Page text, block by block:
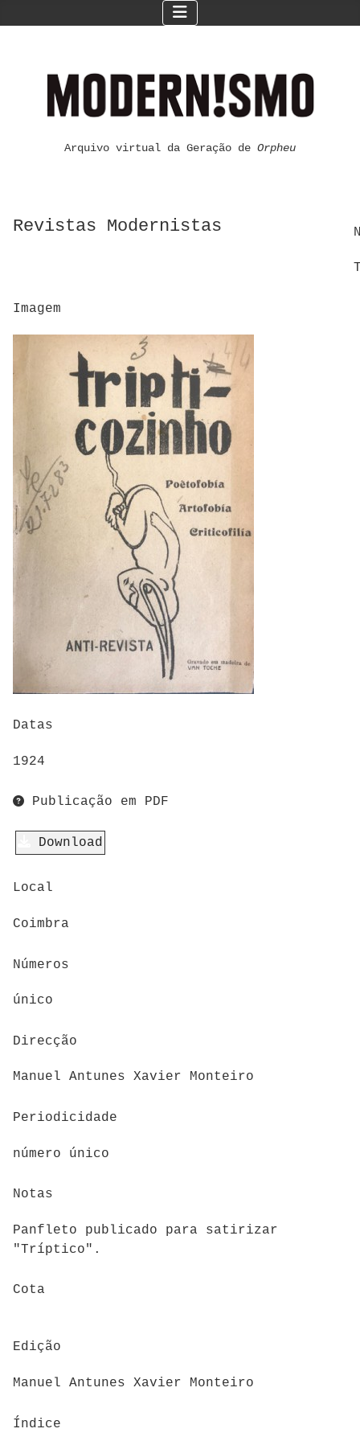
Arquivo virtual da Geração de Orpheu
Revistas Modernistas
Imagem
Datas
1924
Publicação em PDF
Download
Local
Coimbra
Números
único
Direcção
Manuel Antunes Xavier Monteiro
Periodicidade
número único
Notas
Panfleto publicado para satirizar
"Tríptico".
Cota
Edição
Manuel Antunes Xavier Monteiro
Índice